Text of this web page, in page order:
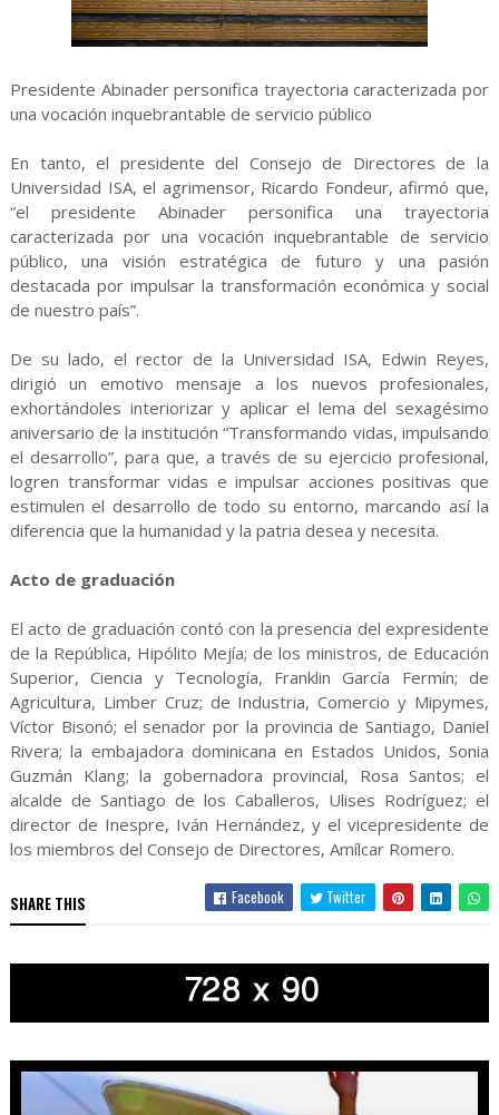
Presidente Abinader personifica trayectoria caracterizada por
una vocación inquebrantable de servicio público
En tanto, el presidente del Consejo de Directores de la
Universidad ISA, el agrimensor, Ricardo Fondeur, afirmó que,
“el presidente Abinader personifica una trayectoria
caracterizada por una vocación inquebrantable de servicio
público, una visión estratégica de futuro y una pasión
destacada por impulsar la transformación económica y social
de nuestro país”.
De su lado, el rector de la Universidad ISA, Edwin Reyes,
dirigió un emotivo mensaje a los nuevos profesionales,
exhortándoles interiorizar y aplicar el lema del sexagésimo
aniversario de la institución “Transformando vidas, impulsando
el desarrollo”, para que, a través de su ejercicio profesional,
logren transformar vidas e impulsar acciones positivas que
estimulen el desarrollo de todo su entorno, marcando así la
diferencia que la humanidad y la patria desea y necesita.
Acto de graduación
El acto de graduación contó con la presencia del expresidente
de la República, Hipólito Mejía; de los ministros, de Educación
Superior, Ciencia y Tecnología, Franklin García Fermín; de
Agricultura, Limber Cruz; de Industria, Comercio y Mipymes,
Víctor Bisonó; el senador por la provincia de Santiago, Daniel
Rivera; la embajadora dominicana en Estados Unidos, Sonia
Guzmán Klang; la gobernadora provincial, Rosa Santos; el
alcalde de Santiago de los Caballeros, Ulises Rodríguez; el
director de Inespre, Iván Hernández, y el vicepresidente de
los miembros del Consejo de Directores, Amílcar Romero.
SHARE THIS Facebook Twitter